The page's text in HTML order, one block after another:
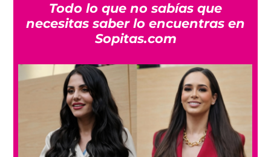
Todo lo que no sabías que
necesitas saber lo encuentras en
Sopitas.com